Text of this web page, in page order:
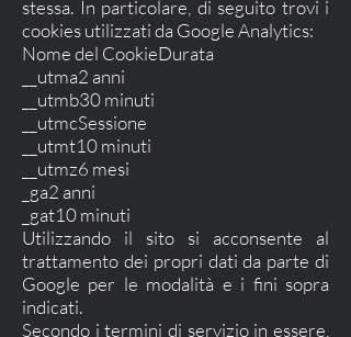
stessa. In particolare, di seguito trovi i
cookies utilizzati da Google Analytics:
Nome del CookieDurata
__utma2 anni
__utmb30 minuti
__utmcSessione
__utmt10 minuti
__utmz6 mesi
_ga2 anni
_gat10 minuti
Utilizzando il sito si acconsente al
trattamento dei propri dati da parte di
Google per le modalità e i fini sopra
indicati.
Secondo i termini di servizio in essere,